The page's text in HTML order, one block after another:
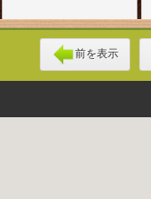
前を表示